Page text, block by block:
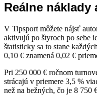
Reálne
V Tipsport môžete nájsť
aktivujú po štyroch po sebe
štatisticky sa to stane
0,10 € znamená 0,02 €
Pri 250 000 € ročnom
strácajú v priemere 3,5 %
než na bežných, čo je 8 750